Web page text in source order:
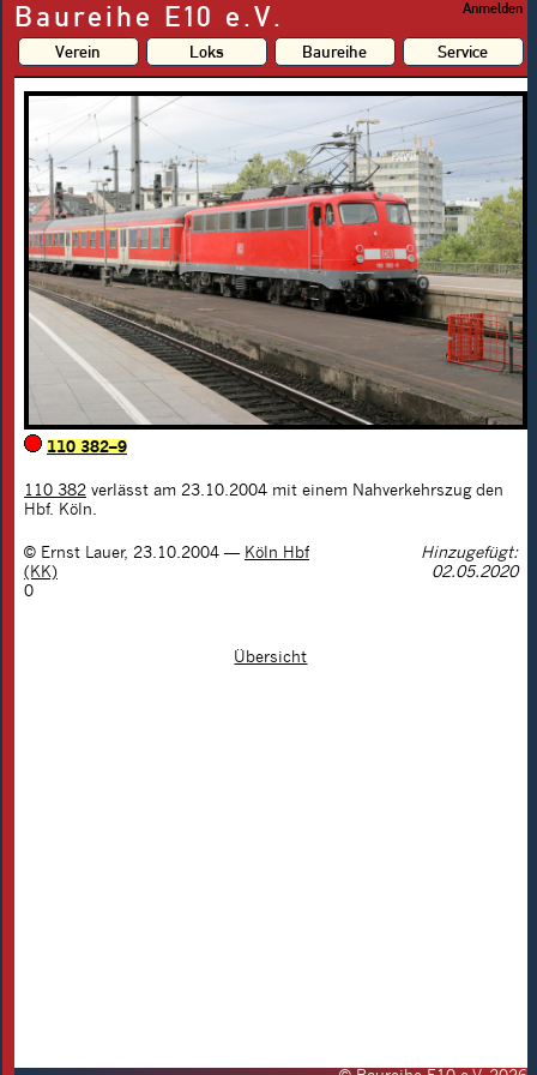
Baureihe E10 e.V. Anmelden
Verein Loks Baureihe Service
110 382–9
110 382 verlässt am 23.10.2004 mit einem Nahverkehrszug den
Hbf. Köln.
© Ernst Lauer, 23.10.2004 — Köln Hbf
(KK)
Hinzugefügt:
02.05.2020
0
Übersicht